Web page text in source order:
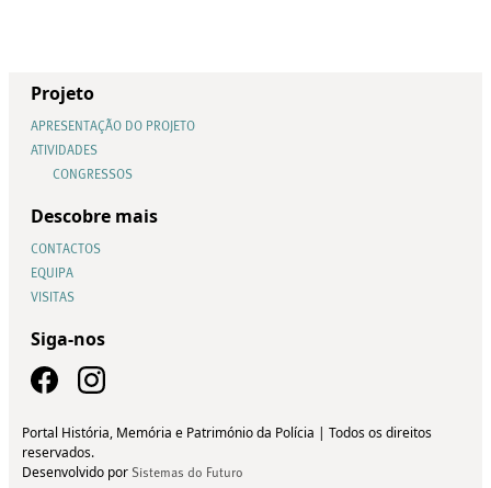
Projeto
APRESENTAÇÃO DO PROJETO
ATIVIDADES
CONGRESSOS
Descobre mais
CONTACTOS
EQUIPA
VISITAS
Siga-nos
Portal História, Memória e Património da Polícia | Todos os direitos
reservados.
Desenvolvido por Sistemas do Futuro